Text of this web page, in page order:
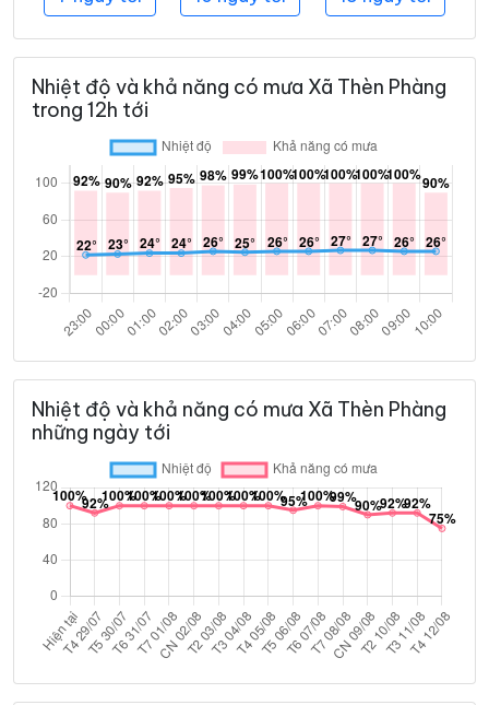
Nhiệt độ và khả năng có mưa Xã Thèn Phàng
trong 12h tới
Nhiệt độ và khả năng có mưa Xã Thèn Phàng
những ngày tới